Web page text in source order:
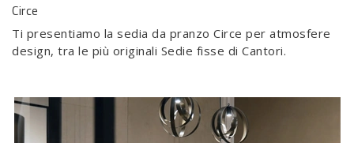
Circe
Ti presentiamo la sedia da pranzo Circe per atmosfere
design, tra le più originali Sedie fisse di Cantori.